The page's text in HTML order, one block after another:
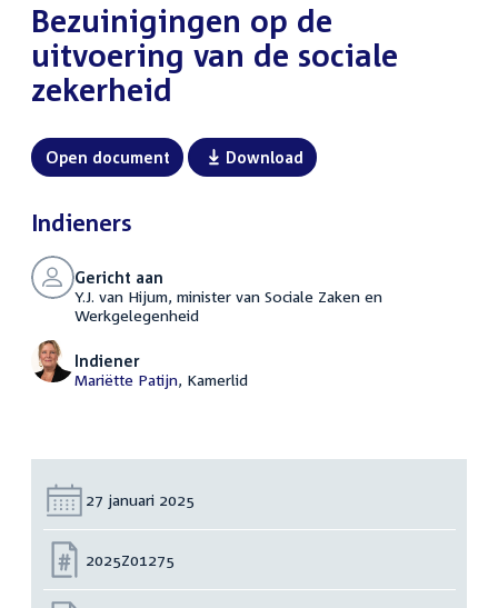
:Bezuinigingen op de
uitvoering van de sociale
zekerheid
Open document Download
Indieners
Gericht aan
Y.J. van Hijum, minister van Sociale Zaken en
Werkgelegenheid
Indiener
Mariëtte Patijn, Kamerlid
Datum:
27 januari 2025
Nummer:
2025Z01275